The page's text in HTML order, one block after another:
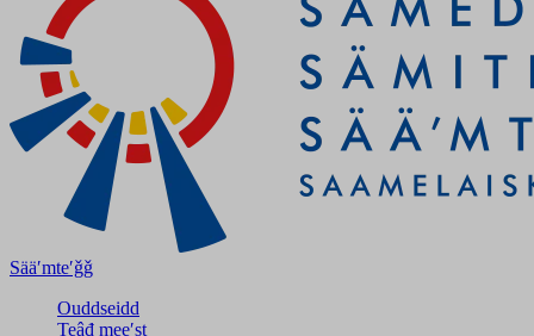
Sääʹmteʹǧǧ
Ouddseidd
Teâđ meeʹst